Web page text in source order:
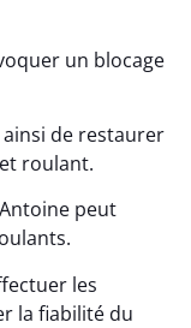
un blocage
de restaurer
roulant.
peut
les
la fiabilité du